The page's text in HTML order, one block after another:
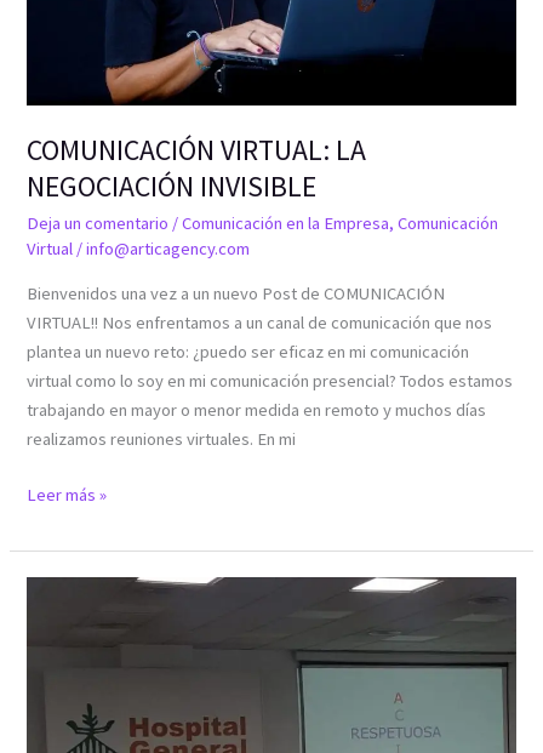
COMUNICACIÓN VIRTUAL: LA
NEGOCIACIÓN INVISIBLE
Deja un comentario /Comunicación en la Empresa,Comunicación
Virtual /info@articagency.com
Bienvenidos una vez a un nuevo Post de COMUNICACIÓN
VIRTUAL!! Nos enfrentamos a un canal de comunicación que nos
plantea un nuevo reto: ¿puedo ser eficaz en mi comunicación
virtual como lo soy en mi comunicación presencial? Todos estamos
trabajando en mayor o menor medida en remoto y muchos días
realizamos reuniones virtuales. En mi
Leer más »
Comunicación
médico-